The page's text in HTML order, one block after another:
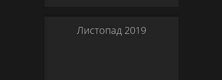
Листопад 2019